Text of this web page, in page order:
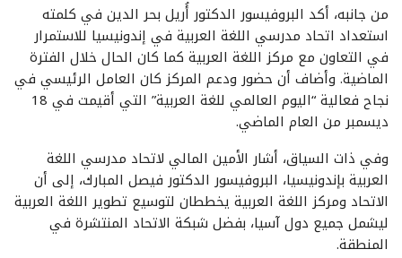
من جانبه، أكد البروفيسور الدكتور أُريل بحر الدين في كلمته
استعداد اتحاد مدرسي اللغة العربية في إندونيسيا للاستمرار
في التعاون مع مركز اللغة العربية كما كان الحال خلال الفترة
الماضية. وأضاف أن حضور ودعم المركز كان العامل الرئيسي في
نجاح فعالية “اليوم العالمي للغة العربية” التي أقيمت في 18
ديسمبر من العام الماضي.
وفي ذات السياق، أشار الأمين المالي لاتحاد مدرسي اللغة
العربية بإندونيسيا، البروفيسور الدكتور فيصل المبارك، إلى أن
الاتحاد ومركز اللغة العربية يخططان لتوسيع تطوير اللغة العربية
ليشمل جميع دول آسيا، بفضل شبكة الاتحاد المنتشرة في
المنطقة.